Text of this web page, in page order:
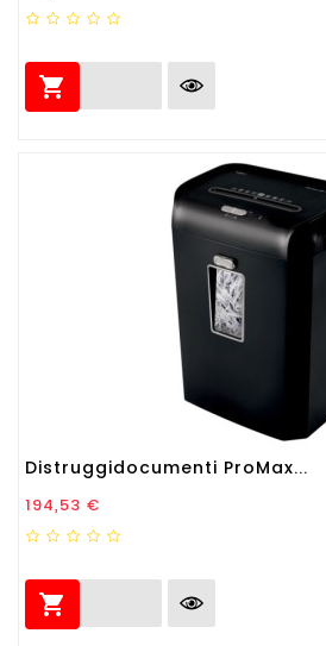

Distruggidocumenti ProMax...
Prezzo
194,53 €
